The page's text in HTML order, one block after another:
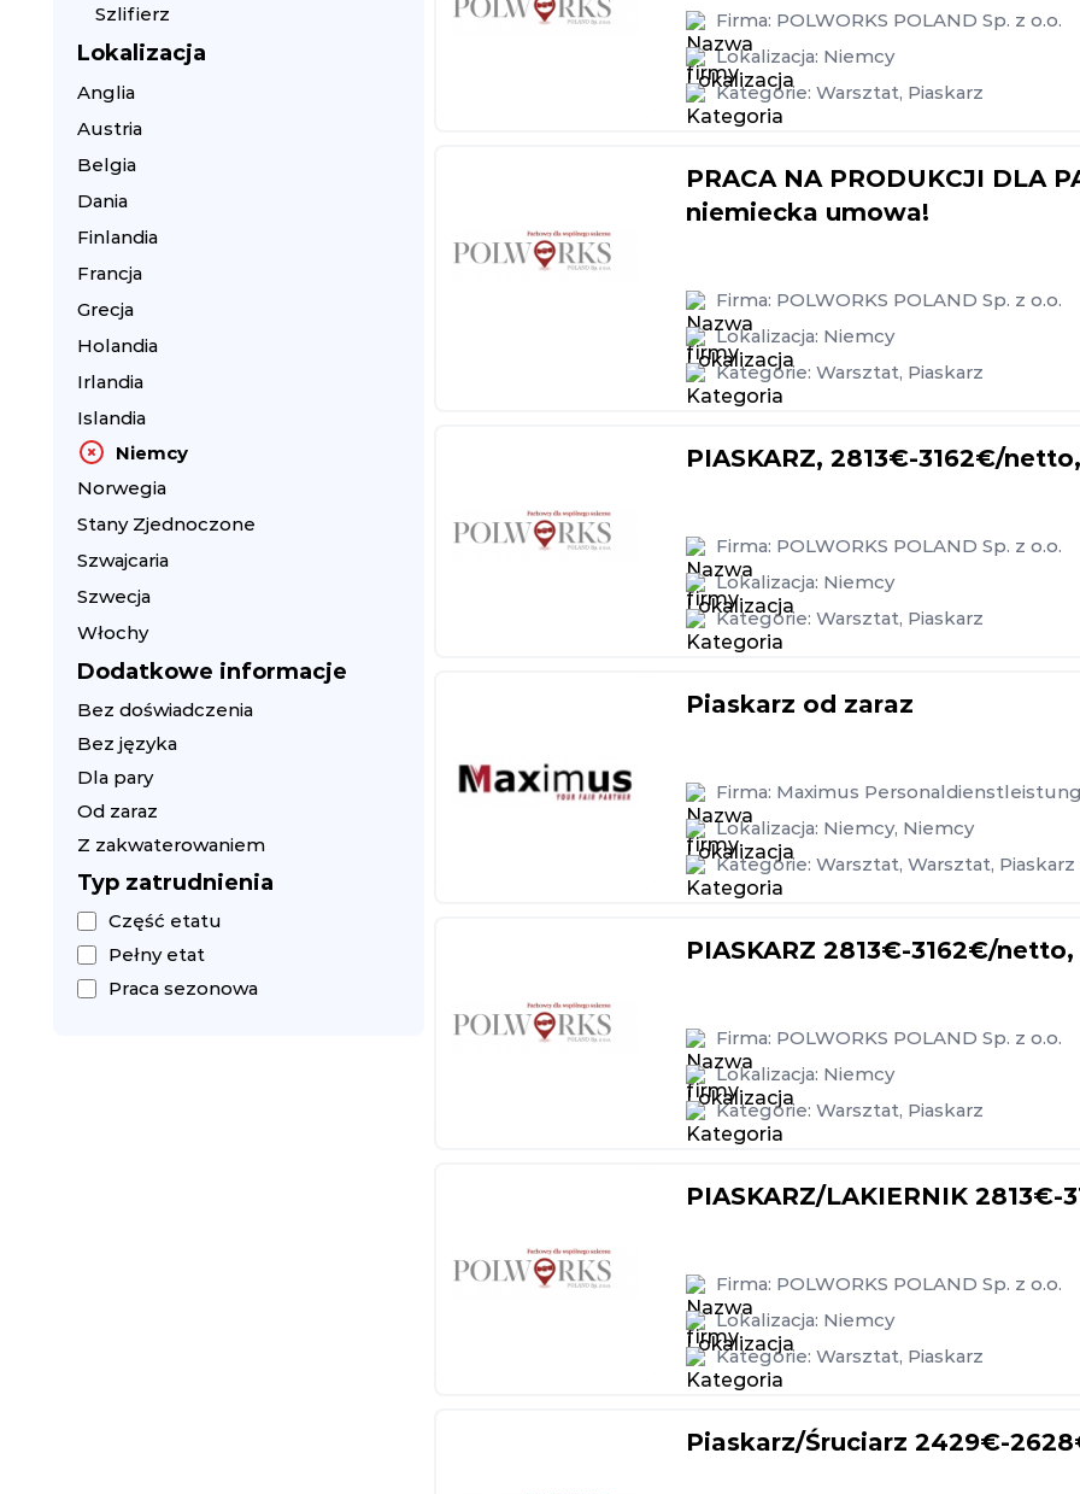
Szlifierz
Lokalizacja
Anglia
Austria
Belgia
Dania
Finlandia
Francja
Grecja
Holandia
Irlandia
Islandia
Niemcy
Norwegia
Stany Zjednoczone
Szwajcaria
Szwecja
Włochy
Dodatkowe informacje
Bez doświadczenia
Bez języka
Dla pary
Od zaraz
Z zakwaterowaniem
Typ zatrudnienia
Część etatu
Pełny etat
Praca sezonowa
Firma: POLWORKS POLAND Sp. z o.o.
Lokalizacja: Niemcy
Kategorie: Warsztat, Piaskarz
PRACA NA PRODUKCJI DLA
niemiecka umowa!
Firma: POLWORKS POLAND Sp. z o.o.
Lokalizacja: Niemcy
Kategorie: Warsztat, Piaskarz
PIASKARZ, 2813€-3162€/
Firma: POLWORKS POLAND Sp. z o.o.
Lokalizacja: Niemcy
Kategorie: Warsztat, Piaskarz
Piaskarz od zaraz
Firma: Maximus
Lokalizacja: Niemcy, Niemcy
Kategorie: Warsztat, Warsztat, Piaskarz
PIASKARZ 2813€-3162€/
Firma: POLWORKS POLAND Sp. z o.o.
Lokalizacja: Niemcy
Kategorie: Warsztat, Piaskarz
PIASKARZ/LAKIERNIK
Firma: POLWORKS POLAND Sp. z o.o.
Lokalizacja: Niemcy
Kategorie: Warsztat, Piaskarz
Piaskarz/Śruciarz 2429€-